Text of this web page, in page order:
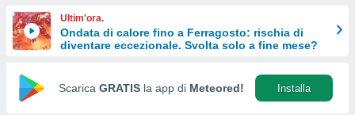
Web
Ultim'ora.
Ondata di calore fino a Ferragosto: rischia di
diventare eccezionale. Svolta solo a fine mese?
Scarica GRATIS la app di Meteored! Installa